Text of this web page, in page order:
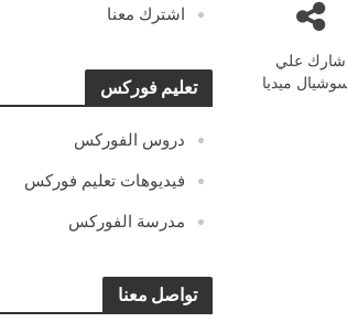
اشترك معنا
تعليم فوركس
دروس الفوركس
فيديوهات تعليم فوركس
مدرسة الفوركس
تواصل معنا
شارك علي
ميديا